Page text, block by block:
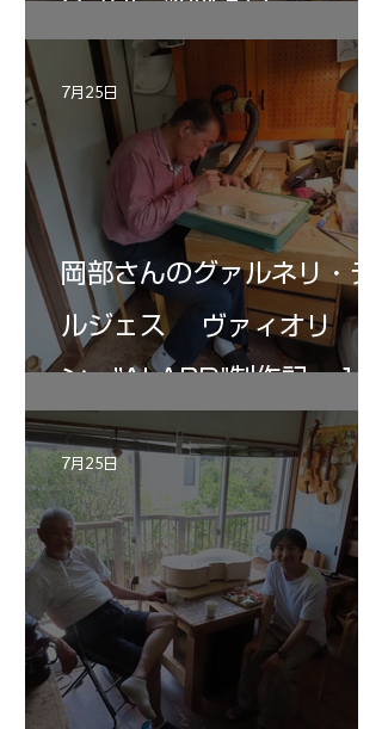
Gofliller”制作記１
岡部さんのグァルネリ・デ
ルジェス ヴァィオリ
ン ”ALARD"制作記 １2
7月25日
7月25日